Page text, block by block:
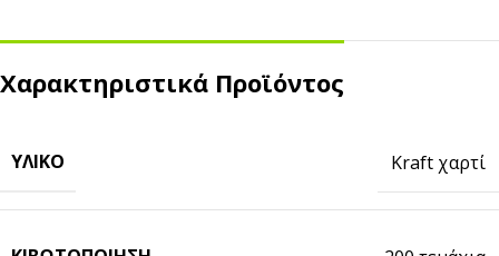
Χαρακτηριστικά Προϊόντος
ΥΛΙΚΌ Kraft χαρτί